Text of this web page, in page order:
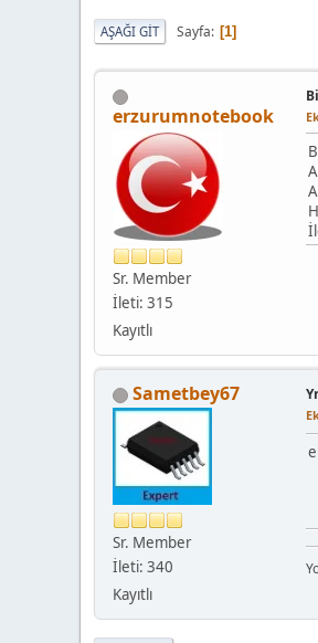
AŞAĞI GIT Sayfa 1
erzurumnotebook
Sr. Member
İleti: 315
Kayıtlı
Sametbey67
Sr. Member
İleti: 340
Kayıtlı